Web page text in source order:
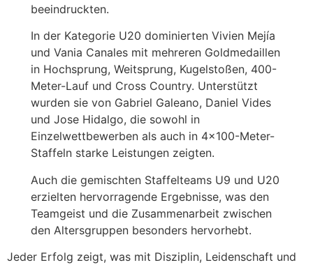
beeindruckten.
In der Kategorie U20 dominierten Vivien Mejía
und Vania Canales mit mehreren Goldmedaillen
in Hochsprung, Weitsprung, Kugelstoßen, 400-
Meter-Lauf und Cross Country. Unterstützt
wurden sie von Gabriel Galeano, Daniel Vides
und Jose Hidalgo, die sowohl in
Einzelwettbewerben als auch in 4x100-Meter-
Staffeln starke Leistungen zeigten.
Auch die gemischten Staffelteams U9 und U20
erzielten hervorragende Ergebnisse, was den
Teamgeist und die Zusammenarbeit zwischen
den Altersgruppen besonders hervorhebt.
Jeder Erfolg zeigt, was mit Disziplin, Leidenschaft und